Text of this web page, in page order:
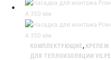
КОМПЛЕКТУЮЩИЕ, КРЕПЕЖ
ДЛЯ ТЕПЛОИЗОЛЯЦИИ VILPE